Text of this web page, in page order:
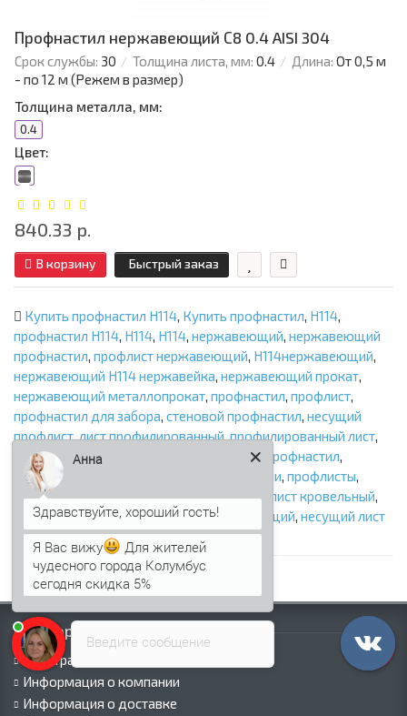
Профнастил нержавеющий С8 0.4 AISI 304
Срок службы: 30 Толщина листа, мм: 0.4 Длина: От 0,5 м
- по 12 м (Режем в размер)
Толщина металла, мм:
0.4
Цвет:
840.33 р.
В корзину Быстрый заказ
Купить профнастил Н114, Купить профнастил, Н114,
профнастил Н114, Н114, Н114, нержавеющий, нержавеющий
профнастил, профлист нержавеющий, Н114нержавеющий,
нержавеющий Н114 нержавейка, нержавеющий прокат,
нержавеющий металлопрокат, профнастил, профлист,
профнастил для забора, стеновой профнастил, несущий
профлист,лист профилированный,профилированный лист,
металлопрофиль
заборный профнастил,
профлист для забора
профлист для крыши, профлисты,
профлист,кровельный профнастил,профлист кровельный,
профнастил для крыши,профнастил несущий, несущий лист
профилированный
Информация
Палитра RAL
Информация о компании
Информация о доставке
Введите сообщение
Анна
Я Вас вижу
Для жителей
чудесного города Колумбус
сегодня скидка 5%